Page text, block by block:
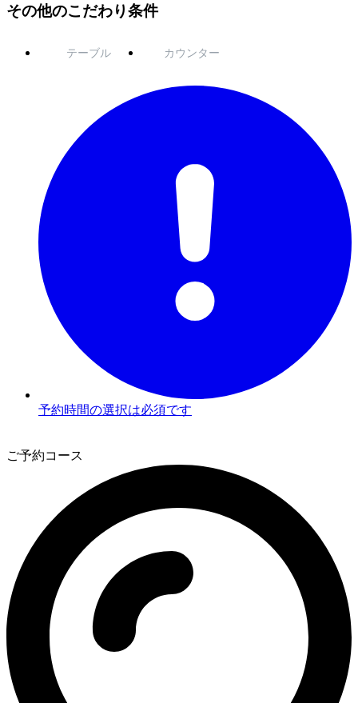
その他のこだわり条件
テーブル カウンター
予約時間の選択は必須です
ご予約コース